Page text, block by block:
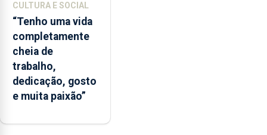
ilha
das
Flores
apresenta
um
“decréscimo
significativo”
CPUE
CULTURA E SOCIAL
“Tenho uma vida
completamente
cheia de
trabalho,
dedicação, gosto
e muita paixão”